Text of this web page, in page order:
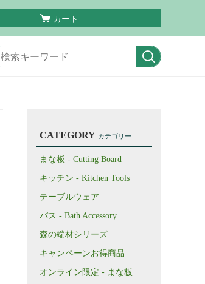
カート
CATEGORY カテゴリー
まな板 - Cutting Board
キッチン - Kitchen Tools
テーブルウェア
バス - Bath Accessory
森の端材シリーズ
キャンペーンお得商品
オンライン限定 - まな板